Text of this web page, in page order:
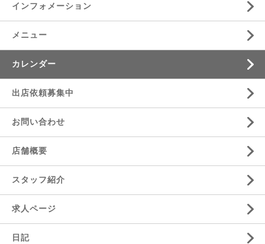
インフォメーション
メニュー
カレンダー
出店依頼募集中
お問い合わせ
店舗概要
スタッフ紹介
求人ページ
日記